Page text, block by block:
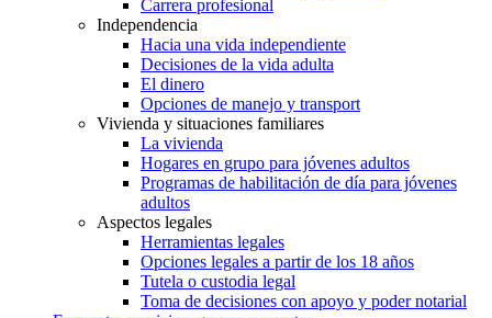
Carrera profesional
Independencia
Hacia una vida independiente
Decisiones de la vida adulta
El dinero
Opciones de manejo y transport
Vivienda y situaciones familiares
La vivienda
Hogares en grupo para jóvenes adultos
Programas de habilitación de día para jóvenes
adultos
Aspectos legales
Herramientas legales
Opciones legales a partir de los 18 años
Tutela o custodia legal
Toma de decisiones con apoyo y poder notarial